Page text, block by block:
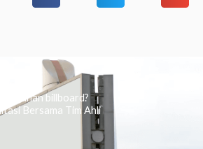
billboard?
Bersama Tim Ahli